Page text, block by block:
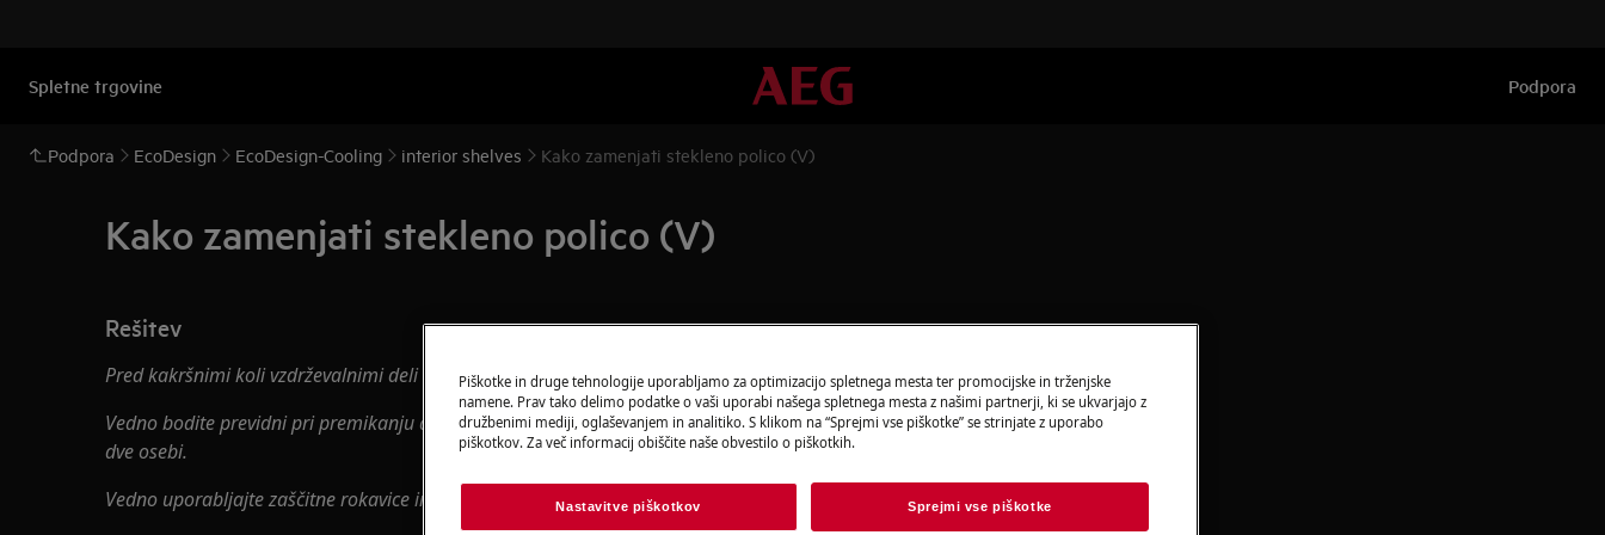
Spletne trgovine Podpora
Podpora EcoDesign EcoDesign-Cooling interior shelves Kako zamenjati stekleno polico (V)
Kako zamenjati stekleno polico (V)
Rešitev
Pred kakršnimi koli vzdrževalnimi deli izključite aparat in izvlecite omrežni vtič izvtičnice.
Vedno bodite previdni pri premikanju aparatov, pri težkih napravah ga morata premikati
dve osebi.
Vedno uporabljajte zaščitne rokavice in zaprto obutev.
Piškotke in druge tehnologije uporabljamo za optimizacijo spletnega mesta ter promocijske in trženjske
namene. Prav tako delimo podatke o vaši uporabi našega spletnega mesta z našimi partnerji, ki se ukvarjajo z
družbenimi mediji, oglaševanjem in analitiko. S klikom na “Sprejmi vse piškotke” se strinjate z uporabo
piškotkov. Za več informacij obiščite naše obvestilo o piškotkih.
Nastavitve piškotkov Sprejmi vse piškotke